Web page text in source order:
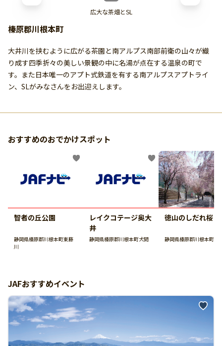
広大な茶畑とSL
榛原郡川根本町
大井川を挟むように広がる茶園と南アルプス南部前衛の山々が織
り成す四季折々の美しい景観の中に名湯が点在する温泉の町で
す。また日本唯一のアプト式鉄道を有する南アルプスアプトライ
ン、SLがみなさんをお出迎えします。
おすすめのおでかけスポット
智者の丘公園
静岡県榛原郡川根本町東藤
川
レイクコテージ奥大
井
静岡県榛原郡川根本町犬間
徳山のしだれ桜
静岡県榛原郡川根本町徳
JAFおすすめイベント